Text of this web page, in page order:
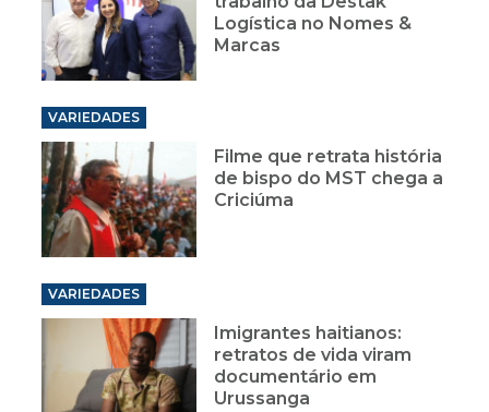
Logística no Nomes &
Marcas
VARIEDADES
Filme que retrata história
de bispo do MST chega a
Criciúma
VARIEDADES
Imigrantes haitianos:
retratos de vida viram
documentário em
Urussanga